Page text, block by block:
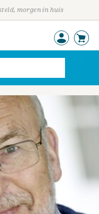
morgen in huis